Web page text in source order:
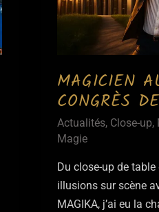
MAGICIEN
CONGRÈS
Actualités, Close-up,
Magie
Du close-up de
illusions sur scène
MAGIKA, j’ai eu la